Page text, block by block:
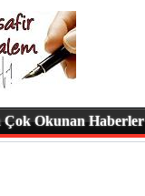
Çok Okunan Haberler